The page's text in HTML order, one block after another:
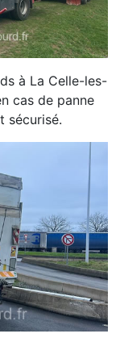
à La Celle-les-
cas de panne
sécurisé.